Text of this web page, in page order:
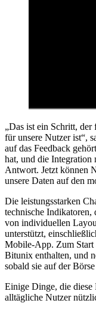
„Das ist ein Schritt,
für unsere Nutzer ist“,
auf das Feedback
hat, und die
Antwort. Jetzt können
unsere Daten auf den
Die leistungsstarken
technische Indikatoren,
von individuellen
unterstützt,
Mobile-App. Zum Start
Bitunix enthalten, und
sobald sie auf der
Einige Dinge, die
alltägliche Nutzer